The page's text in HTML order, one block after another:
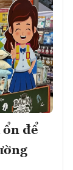
để